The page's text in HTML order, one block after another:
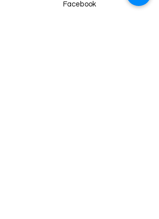
Facebook